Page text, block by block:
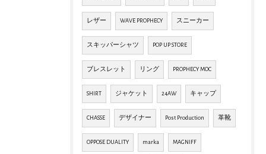
レザー WAVE PROPHECY スニーカー
スキッパーシャツ POP UP STORE
ブレスレット リング PROPHECY MOC
SHIRT ジャケット 24AW キャップ
CHASSE デザイナー Post Production 革靴
OPPOSE DUALITY marka MAGNIFF